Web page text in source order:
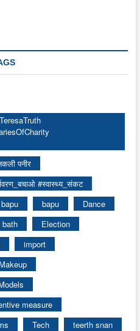
पनीर
#स्वास्थ्य_संकट
bapu
Dance
bath
Election
import
Makeup
measure
Tech
teerth snan